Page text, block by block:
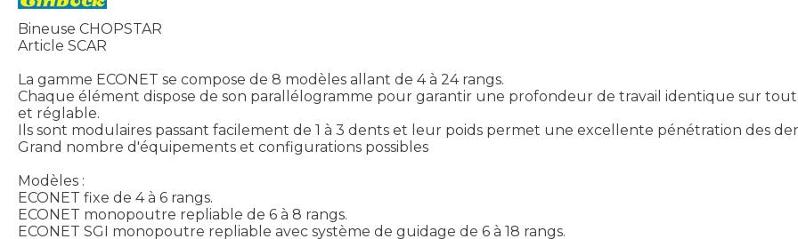
Bineuse CHOPSTAR
Article SCAR
La gamme ECONET se compose de 8 modèles allant de 4 à 24 rangs.
Chaque élément dispose de son parallélogramme pour garantir une profondeur de travail identique sur
et réglable.
Ils sont modulaires passant facilement de 1 à 3 dents et leur poids permet une excellente pénétration des
Grand nombre d'équipements et configurations possibles
Modèles :
ECONET fixe de 4 à 6 rangs.
ECONET monopoutre repliable de 6 à 8 rangs.
ECONET SGI monopoutre repliable avec système de guidage de 6 à 18 rangs.